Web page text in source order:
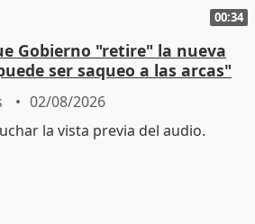
00:34
Gobierno "retire" la nueva
ser saqueo a las arcas"
02/08/2026